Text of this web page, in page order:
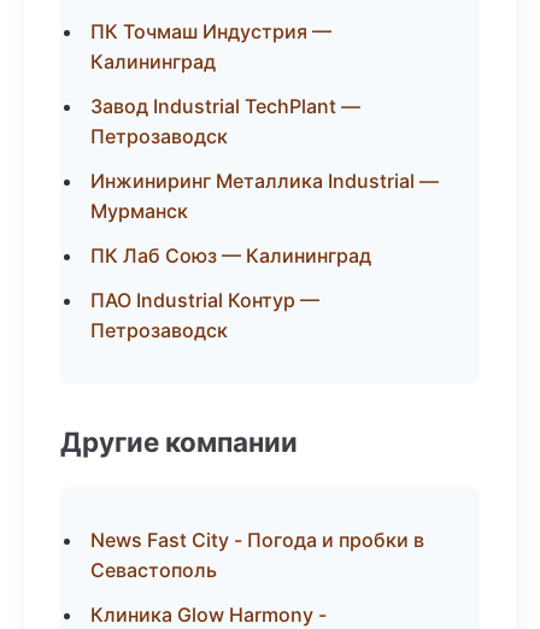
ПК Точмаш Индустрия —
Калининград
Завод Industrial TechPlant —
Петрозаводск
Инжиниринг Металлика Industrial —
Мурманск
ПК Лаб Союз — Калининград
ПАО Industrial Контур —
Петрозаводск
Другие компании
News Fast City - Погода и пробки в
Севастополь
Клиника Glow Harmony -